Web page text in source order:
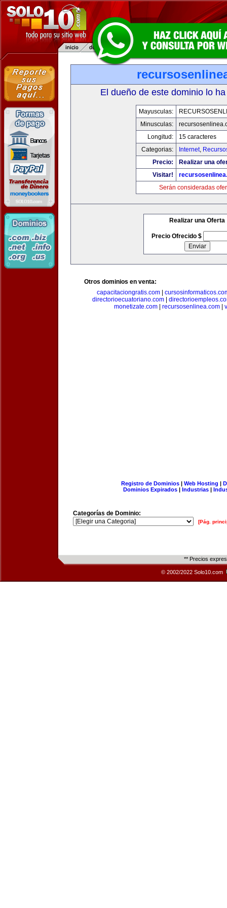
El dueño de este dominio lo
Mayusculas:
Minusculas:
Longitud:
15 caracteres
Categorias:
Internet,
Precio:
Realizar una
Visitar!
Serán consideradas
Realizar una Oferta
Precio Ofrecido $
Otros dominios en venta:
capacitaciongratis.com|
directorioecuatoriano.com
monetizate.com
recursosenlinea.com
Registro de Dominios| Web Hosting |
Dominios Expirados | Industrias |
Categorías de Dominio:
[Pág.
** Precios
© 2002/2022 Solo10.com